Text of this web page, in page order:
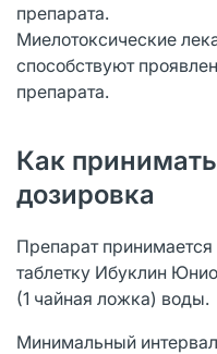
препарата.
Миелотоксические
способствуют
препарата.
Как
дозировка
Препарат
таблетку Ибуклин
(1 чайная ложка) воды.
Минимальный